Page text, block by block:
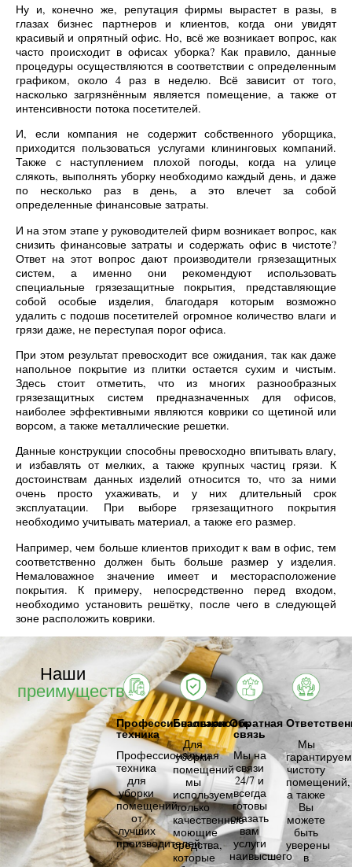
Ну и, конечно же, репутация фирмы вырастет в разы, в
глазах бизнес партнеров и клиентов, когда они увидят
красивый и опрятный офис. Но, всё же возникает вопрос, как
часто происходит в офисах уборка? Как правило, данные
процедуры осуществляются в соответствии с определенным
графиком, около 4 раз в неделю. Всё зависит от того,
насколько загрязнённым является помещение, а также от
интенсивности потока посетителей.
И, если компания не содержит собственного уборщика,
приходится пользоваться услугами клининговых компаний.
Также с наступлением плохой погоды, когда на улице
слякоть, выполнять уборку необходимо каждый день, и даже
по несколько раз в день, а это влечет за собой
определенные финансовые затраты.
И на этом этапе у руководителей фирм возникает вопрос, как
снизить финансовые затраты и содержать офис в чистоте?
Ответ на этот вопрос дают производители грязезащитных
систем, а именно они рекомендуют использовать
специальные грязезащитные покрытия, представляющие
собой особые изделия, благодаря которым возможно
удалить с подошв посетителей огромное количество влаги и
грязи даже, не переступая порог офиса.
При этом результат превосходит все ожидания, так как даже
напольное покрытие из плитки остается сухим и чистым.
Здесь стоит отметить, что из многих разнообразных
грязезащитных систем предназначенных для офисов,
наиболее эффективными являются коврики со щетиной или
ворсом, а также металлические решетки.
Данные конструкции способны превосходно впитывать влагу,
и избавлять от мелких, а также крупных частиц грязи. К
достоинствам данных изделий относится то, что за ними
очень просто ухаживать, и у них длительный срок
эксплуатации. При выборе грязезащитного покрытия
необходимо учитывать материал, а также его размер.
Например, чем больше клиентов приходит к вам в офис, тем
соответственно должен быть больше размер у изделия.
Немаловажное значение имеет и месторасположение
покрытия. К примеру, непосредственно перед входом,
необходимо установить решётку, после чего в следующей
зоне расположить коврики.
Наши
преимущества
Профессиональная
техника
Профессиональная
техника
для
уборки
помещений
от
лучших
производителей.
Безопасность
Для
уборки
помещений
мы
используем
только
качественные
моющие
средства,
которые
Обратная
связь
Мы на
связи
24/7 и
всегда
готовы
оказать
вам
услуги
наивысшего
Мы
гарантируем
чистоту
помещений,
а также
Вы
можете
быть
уверены
в